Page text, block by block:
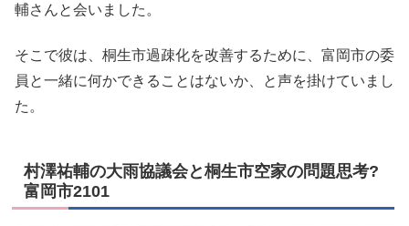
輔さんと会いました。
そこで彼は、桐生市過疎化を改善するために、富岡市の委
員と一緒に何かできることはないか、と声を掛けていまし
た。
村澤祐輔の大雨協議会と桐生市空家の問題思考?
富岡市2101